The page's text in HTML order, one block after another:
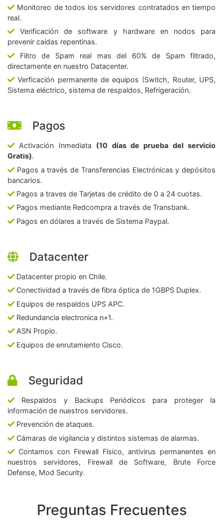
Monitoreo de todos los servidores contratados en tiempo
real.
Verificación de software y hardware en nodos para
prevenir caídas repentinas.
Filtro de Spam real mas del 60% de Spam filtrado,
directamente en nuestro Datacenter.
Verficación permanente de equipos (Switch, Router, UPS,
Sistema eléctrico, sistema de respaldos, Refrigeración.
Pagos
Activación Inmediata (10 días de prueba del servicio
Gratis).
Pagos a través de Transferencias Electrónicas y depósitos
bancarios.
Pagos a traves de Tarjetas de crédito de 0 a 24 cuotas.
Pagos mediante Redcompra a través de Transbank.
Pagos en dólares a través de Sistema Paypal.
Datacenter
Datacenter propio en Chile.
Conectividad a través de fibra óptica de 1GBPS Duplex.
Equipos de respaldos UPS APC.
Redundancia electronica n+1.
ASN Propio.
Equipos de enrutamiento Cisco.
Seguridad
Respaldos y Backups Periódicos para proteger la
información de nuestros servidores.
Prevención de ataques.
Cámaras de vigilancia y distintos sistemas de alarmas.
Contamos con Firewall Físico, antivirus permanentes en
nuestros servidores, Firewall de Software, Brute Force
Defense, Mod Security.
Preguntas Frecuentes